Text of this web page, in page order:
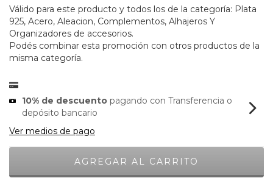
Válido para este producto y todos los de la categoría: Plata
925, Acero, Aleacion, Complementos, Alhajeros Y
Organizadores de accesorios.
Podés combinar esta promoción con otros productos de la
misma categoría.
10% de descuento pagando con Transferencia o
depósito bancario
Ver medios de pago